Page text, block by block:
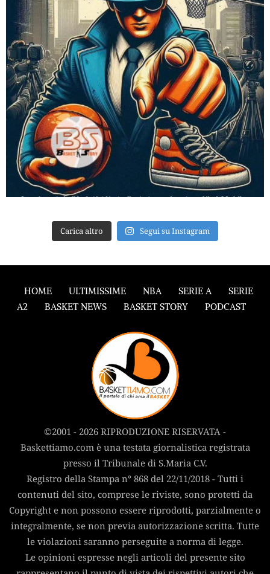
Carica altro Segui su Instagram
HOME ULTIMISSIME NBA SERIE A
SERIE
A2
BASKET NEWS BASKET STORY PODCAST
©2001 - 2026 RIPRODUZIONE RISERVATA -
Baskettiamo.com è una testata giornalistica registrata
presso il Tribunale di S.Maria C.V.
Registro della Stampa n° 868 del 22/11/2018 - Tutti i
contenuti del sito, comprese le riviste, sono protetti da
Copyright e non possono essere riprodotti, parzialmente o
integralmente, se non previa autorizzazione scritta. Tutte
le violazioni saranno perseguite a norma di legge.
Le opinioni espresse negli articoli del presente sito